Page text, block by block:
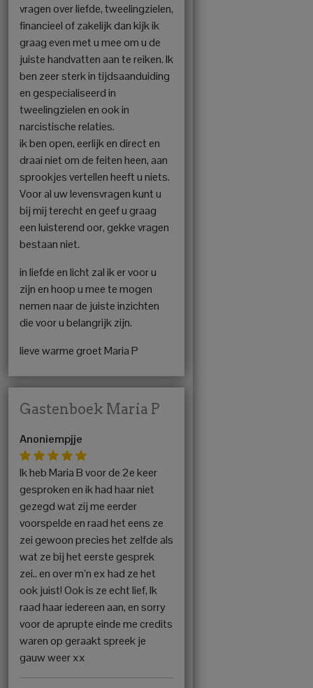
vragen over liefde, tweelingzielen,
financieel of zakelijk dan kijk ik
graag even met u mee om u de
juiste handvatten aan te reiken. Ik
ben zeer sterk in tijdsaanduiding
en gespecialiseerd in
tweelingzielen en ook in
narcistische relaties.
ik ben open, eerlijk en direct en
draai niet om de feiten heen, aan
sprookjes vertellen heeft u niets.
Voor al uw levensvragen kunt u
bij mij terecht en geef u graag
een luisterend oor, gekke vragen
bestaan niet.
in liefde en licht zal ik er voor u
zijn en hoop u mee te mogen
nemen naar de juiste inzichten
die voor u belangrijk zijn.
lieve warme groet Maria P
Gastenboek Maria P
Anoniempjje
Ik heb Maria B voor de 2e keer
gesproken en ik had haar niet
gezegd wat zij me eerder
voorspelde en raad het eens ze
zei gewoon precies het zelfde als
wat ze bij het eerste gesprek
zei.. en over m’n ex had ze het
ook juist! Ook is ze echt lief, Ik
raad haar iedereen aan, en sorry
voor de aprupte einde me credits
waren op geraakt spreek je
gauw weer xx